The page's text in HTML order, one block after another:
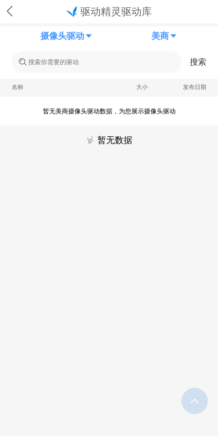
驱动精灵驱动库
摄像头驱动 美商
搜索
名称 大小 发布日期
暂无美商摄像头驱动数据，为您展示摄像头驱动
暂无数据